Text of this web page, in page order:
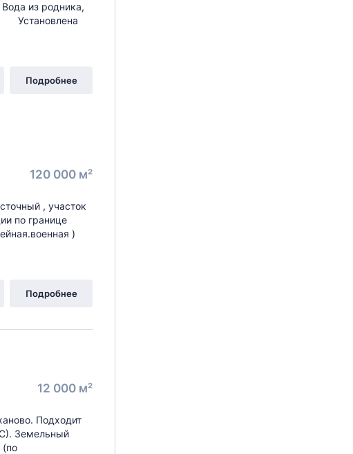
из родника,
Установлена
Подробнее
120 000 м²
, участок
по границе
)
Подробнее
12 000 м²
Подходит
Земельный
(по